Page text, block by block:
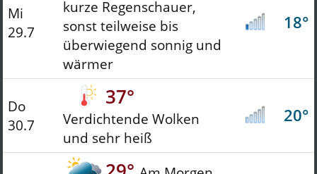
Mi
29.7
kurze Regenschauer,
sonst teilweise bis
überwiegend sonnig und
wärmer
18°
Do
30.7
37°
Verdichtende Wolken
und sehr heiß
20°